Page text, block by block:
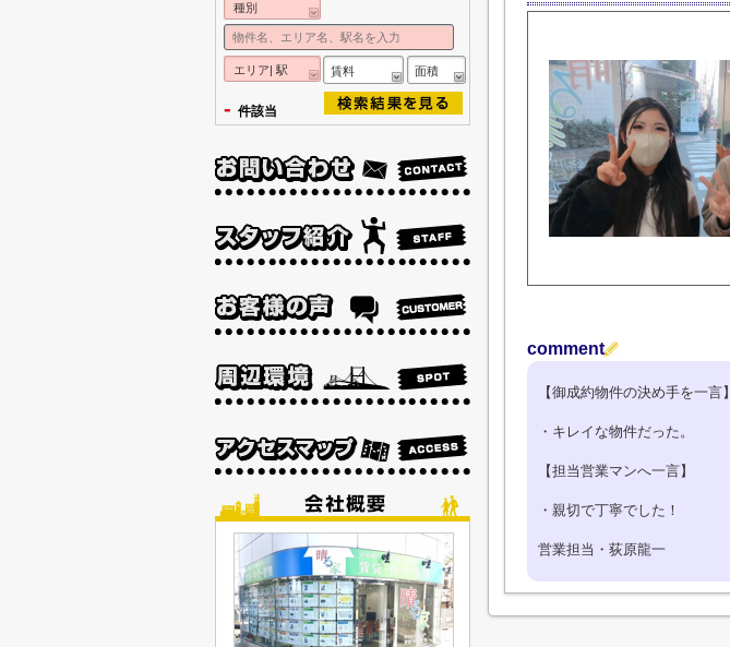
comment
【御成約物件の決め手を一言】
・キレイな物件だった。
【担当営業マンへ一言】
・親切で丁寧でした！
営業担当・荻原龍一
種別
エリア| 駅 賃料 面積
- 件該当